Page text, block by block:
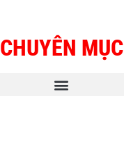
CHUYÊN MỤC